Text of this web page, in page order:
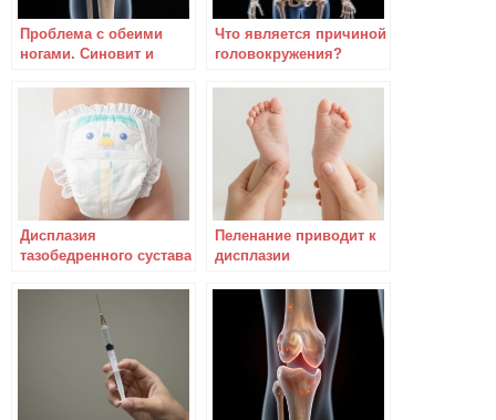
Проблема с обеими
ногами. Синовит и
Что является причиной
головокружения?
Дисплазия
тазобедренного сустава
Пеленание приводит к
дисплазии